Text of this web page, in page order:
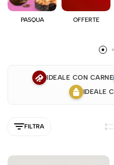
PASQUA OFFERTE
IDEALE CON CARNE
IDEALE
FILTRA